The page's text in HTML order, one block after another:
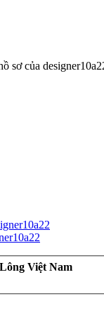
sơ của
Việt Nam